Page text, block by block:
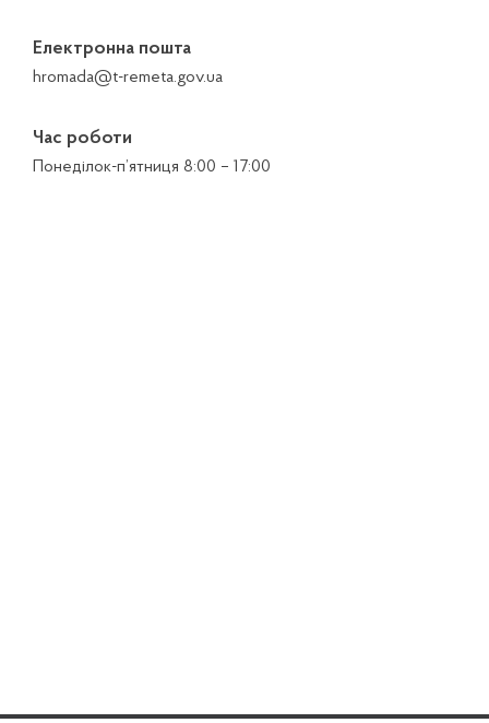
Електронна пошта
hromada@t-remeta.gov.ua
Час роботи
Понеділок-п’ятниця 8:00 – 17:00